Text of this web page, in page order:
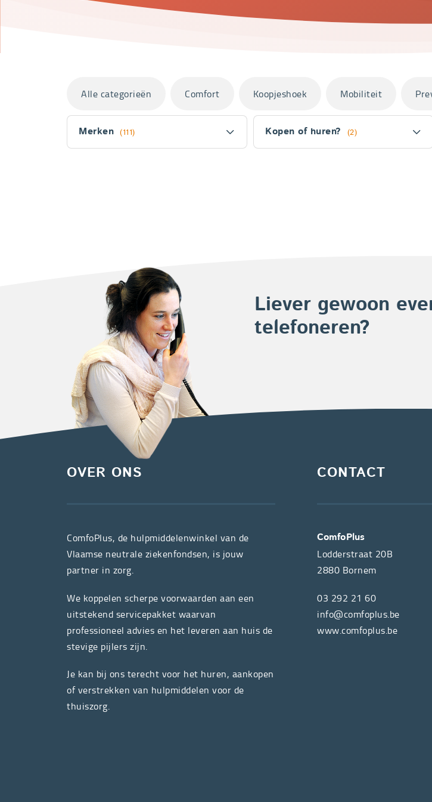
Filter
Merken (111) Kopen of huren? (2)
Alle categorieën Comfort Koopjeshoek Mobiliteit
Liever gewoon
telefoneren?
OVER ONS
ComfoPlus, de hulpmiddelenwinkel van de
Vlaamse neutrale ziekenfondsen, is jouw
partner in zorg.
We koppelen scherpe voorwaarden aan een
uitstekend servicepakket waarvan
professioneel advies en het leveren aan huis de
stevige pijlers zijn.
Je kan bij ons terecht voor het huren, aankopen
of verstrekken van hulpmiddelen voor de
thuiszorg.
CONTACT
ComfoPlus
Lodderstraat 20B
2880 Bornem
03 292 21 60
info@comfoplus.be
www.comfoplus.be